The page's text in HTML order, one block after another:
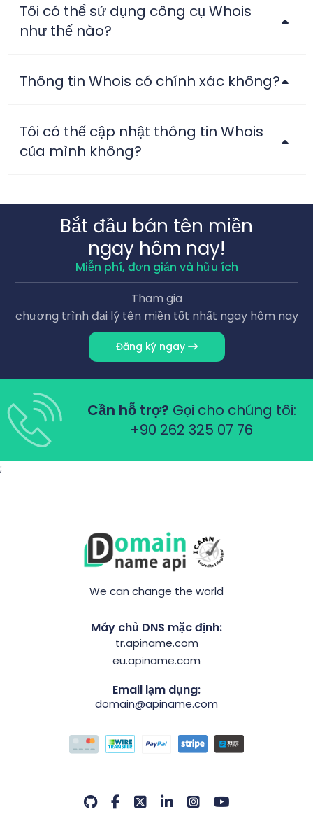
Tôi có thể sử dụng công cụ Whois
như thế nào?
Thông tin Whois có chính xác không?
Tôi có thể cập nhật thông tin Whois
của mình không?
Bắt đầu bán tên miền
ngay hôm nay!
Miễn phí, đơn giản và hữu ích
Tham gia
chương trình đại lý tên miền tốt nhất ngay hôm nay
Đăng ký ngay
Cần hỗ trợ? Gọi cho chúng tôi:
+90 262 325 07 76
;
We can change the world
Máy chủ DNS mặc định:
tr.apiname.com
eu.apiname.com
Email lạm dụng:
domain@apiname.com